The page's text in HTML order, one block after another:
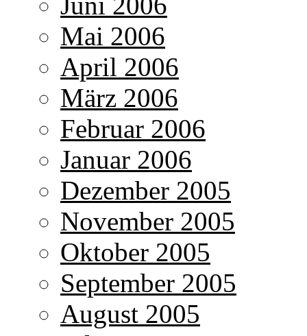
Mai 2006
April 2006
März 2006
Februar 2006
Januar 2006
Dezember 2005
November 2005
Oktober 2005
September 2005
August 2005